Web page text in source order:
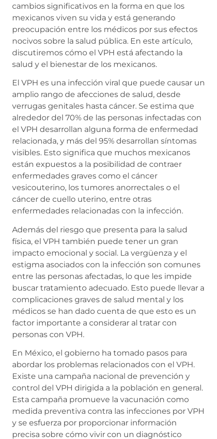
cambios significativos en la forma en que los
mexicanos viven su vida y está generando
preocupación entre los médicos por sus efectos
nocivos sobre la salud pública. En este artículo,
discutiremos cómo el VPH está afectando la
salud y el bienestar de los mexicanos.
El VPH es una infección viral que puede causar un
amplio rango de afecciones de salud, desde
verrugas genitales hasta cáncer. Se estima que
alrededor del 70% de las personas infectadas con
el VPH desarrollan alguna forma de enfermedad
relacionada, y más del 95% desarrollan síntomas
visibles. Esto significa que muchos mexicanos
están expuestos a la posibilidad de contraer
enfermedades graves como el cáncer
vesicouterino, los tumores anorrectales o el
cáncer de cuello uterino, entre otras
enfermedades relacionadas con la infección.
Además del riesgo que presenta para la salud
física, el VPH también puede tener un gran
impacto emocional y social. La vergüenza y el
estigma asociados con la infección son comunes
entre las personas afectadas, lo que les impide
buscar tratamiento adecuado. Esto puede llevar a
complicaciones graves de salud mental y los
médicos se han dado cuenta de que esto es un
factor importante a considerar al tratar con
personas con VPH.
En México, el gobierno ha tomado pasos para
abordar los problemas relacionados con el VPH.
Existe una campaña nacional de prevención y
control del VPH dirigida a la población en general.
Esta campaña promueve la vacunación como
medida preventiva contra las infecciones por VPH
y se esfuerza por proporcionar información
precisa sobre cómo vivir con un diagnóstico